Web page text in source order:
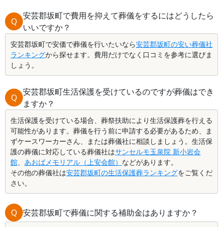
Q
安芸郡坂町で費用を抑えて葬儀をするにはどうしたら
いいですか？
安芸郡坂町で安価で葬儀を行いたいなら安芸郡坂町の安い葬儀社
ランキングから探せます。費用だけでなく口コミを参考に選びま
しょう。
Q
安芸郡坂町生活保護を受けているのですが葬儀はでき
ますか？
生活保護を受けている場合、葬祭扶助により生活保護葬を行える
可能性があります。葬儀を行う前に申請する必要があるため、ま
ずケースワーカーさん、または葬儀社に相談しましょう。生活保
護の葬儀に対応している葬儀社はサンセルモ玉泉院 新小岩会
館、 あおばメモリアル（上安会館） などがあります。
その他の葬儀社は安芸郡坂町の生活保護葬ランキングをご覧くだ
さい。
Q 安芸郡坂町で葬儀に関する補助金はありますか？